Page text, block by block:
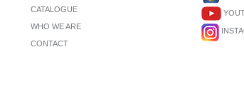
CATALOGUE
WHO WE ARE
CONTACT